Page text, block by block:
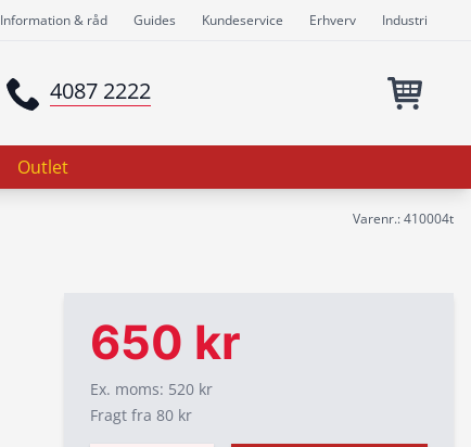
Information & råd Guides Kundeservice Erhverv Industri
4087 2222
Outlet
Varenr.: 410004t
650 kr
Ex. moms: 520 kr
Fragt fra 80 kr